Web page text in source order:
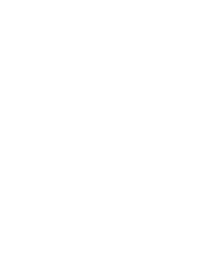
continental froid
une base pratique